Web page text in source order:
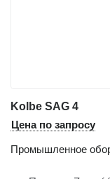
Kolbe SAG 4
Цена по запросу
Промышленное